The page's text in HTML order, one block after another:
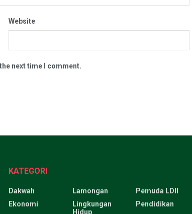
Website
next time I comment.
KATEGORI
Dakwah
Ekonomi
Lamongan
Lingkungan
Hidup
Pemuda LDII
Pendidikan